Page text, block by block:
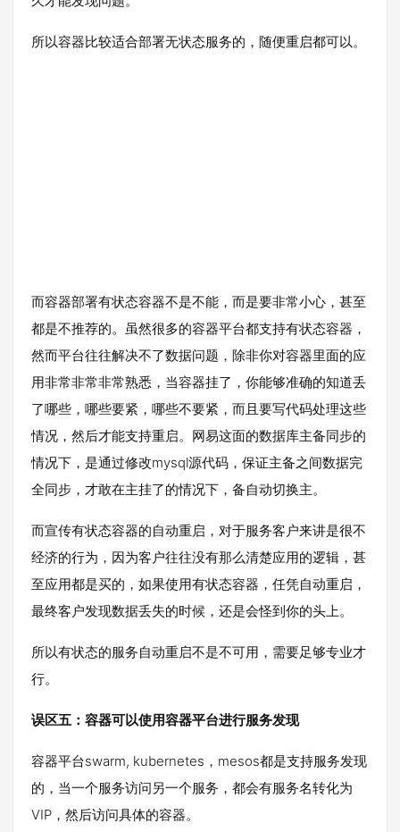
所以容器比较适合部署无状态服务的，随便重启都可以。
而容器部署有状态容器不是不能，而是要非常小心，甚至
都是不推荐的。虽然很多的容器平台都支持有状态容器，
然而平台往往解决不了数据问题，除非你对容器里面的应
用非常非常非常熟悉，当容器挂了，你能够准确的知道丢
了哪些，哪些要紧，哪些不要紧，而且要写代码处理这些
情况，然后才能支持重启。网易这面的数据库主备同步的
情况下，是通过修改mysql源代码，保证主备之间数据完
全同步，才敢在主挂了的情况下，备自动切换主。
而宣传有状态容器的自动重启，对于服务客户来讲是很不
经济的行为，因为客户往往没有那么清楚应用的逻辑，甚
至应用都是买的，如果使用有状态容器，任凭自动重启，
最终客户发现数据丢失的时候，还是会怪到你的头上。
所以有状态的服务自动重启不是不可用，需要足够专业才
行。
误区五：容器可以使用容器平台进行服务发现
容器平台swarm, kubernetes，mesos都是支持服务发现
的，当一个服务访问另一个服务，都会有服务名转化为
VIP，然后访问具体的容器。